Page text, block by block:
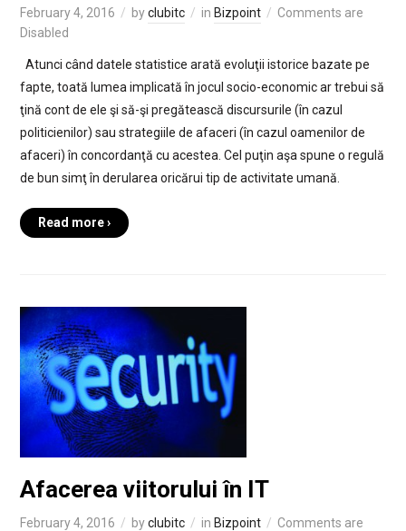
February 4, 2016 byclubitc in Bizpoint
Comments are
Disabled
Atunci când datele statistice arată evoluţii istorice bazate pe
fapte, toată lumea implicată în jocul socio-economic ar trebui să
ţină cont de ele şi să-şi pregătească discursurile (în cazul
politicienilor) sau strategiile de afaceri (în cazul oamenilor de
afaceri) în concordanţă cu acestea. Cel puţin aşa spune o regulă
de bun simţ în derularea oricărui tip de activitate umană.
Read more ›
Afacerea viitorului în IT
February 4, 2016 byclubitc in Bizpoint
Comments are